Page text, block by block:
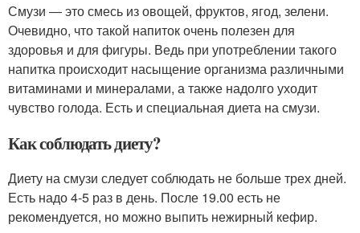
Смузи ― это смесь из овощей, фруктов, ягод, зелени.
Очевидно, что такой напиток очень полезен для
здоровья и для фигуры. Ведь при употреблении такого
напитка происходит насыщение организма различными
витаминами и минералами, а также надолго уходит
чувство голода. Есть и специальная диета на смузи.
Как соблюдать диету?
Диету на смузи следует соблюдать не больше трех дней.
Есть надо 4-5 раз в день. После 19.00 есть не
рекомендуется, но можно выпить нежирный кефир.